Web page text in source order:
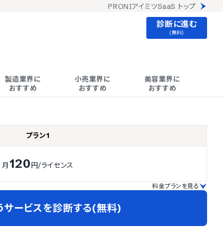
PRONIアイミツSaaS トップ
診断に進む
(無料)
製造業界に
おすすめ
小売業界に
おすすめ
美容業界に
おすすめ
プラン1
月 120円/ライセンス
料金プランを見る
サービスを診断する(無料)